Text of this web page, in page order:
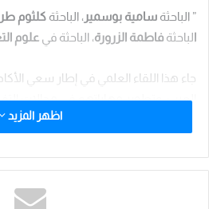
” الباحثة سامية بوسمير ، الباحثة كلثوم
لباحثة فاطمة الزرورة، الباحثة في علوم
جاء هذا اللقاء العلمي في إطار سعي
العرب، وتطوير مهاراتهم في مجالات
اظهر المزيد